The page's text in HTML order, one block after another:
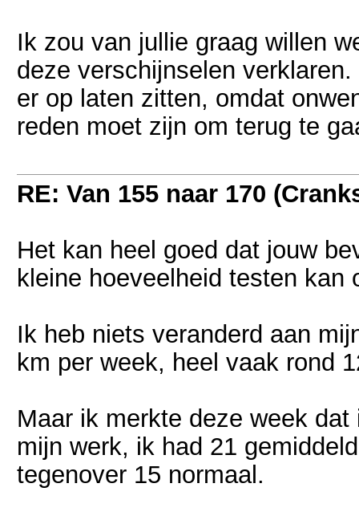
Ik zou van jullie graag willen
deze verschijnselen
er op laten zitten, omdat
reden moet zijn om terug te
RE: Van 155 naar 170
Het kan heel goed dat jouw
kleine hoeveelheid testen kan
Ik heb niets veranderd aan
km per week, heel vaak rond
Maar ik merkte deze week
mijn werk, ik had 21
tegenover 15 normaal.